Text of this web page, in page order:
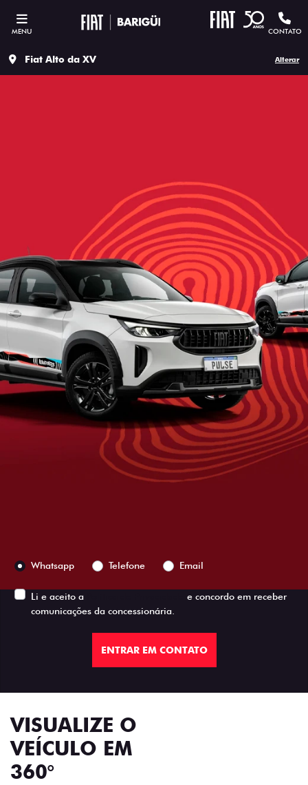
MENU CONTATO
Fiat Alto da XV Alterar
ESTOU INTERESSADO
Whatsapp
Telefone Email
Li e aceito a
e concordo em receber
comunicações da concessionária.
ENTRAR EM CONTATO
VISUALIZE O
VEÍCULO EM
360°